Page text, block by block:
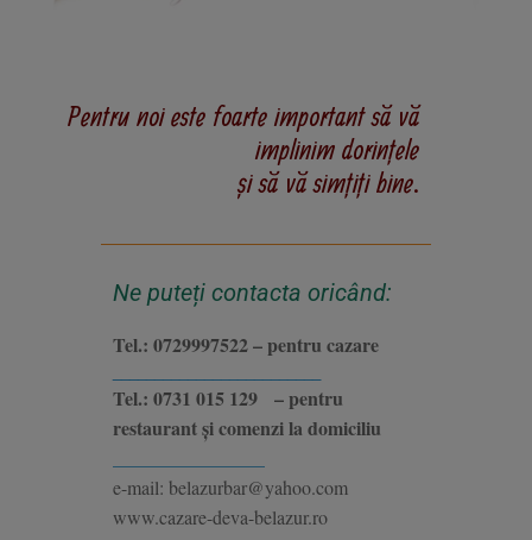
Pentru noi este foarte important să vă
implinim dorințele
și să vă simțiți bine.
Ne puteți contacta oricând:
Tel.: 0729997522 – pentru cazare
Tel.: 0731 015 129 – pentru
restaurant și comenzi la domiciliu
e-mail: belazurbar@yahoo.com
www.cazare-deva-belazur.ro